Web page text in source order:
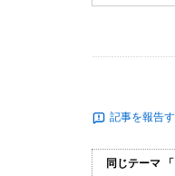
記事を報告
同じテーマ 「